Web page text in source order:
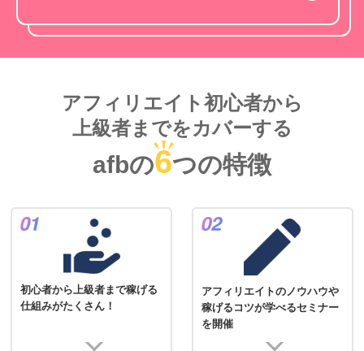
アフィリエイト初心者から
上級者までをカバーする
afbの6つの特徴
初心者から上級者まで稼げる
仕組みがたくさん！
アフィリエイトのノウハウや
稼げるコツが学べるセミナー
を開催